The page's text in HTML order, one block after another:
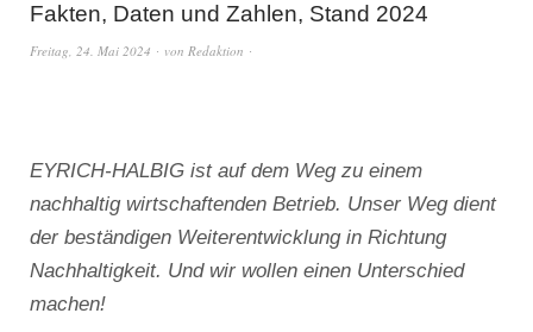
Fakten, Daten und Zahlen, Stand 2024
Freitag, 24. Mai 2024 von Redaktion
EYRICH-HALBIG ist auf dem Weg zu einem
nachhaltig wirtschaftenden Betrieb. Unser Weg dient
der beständigen Weiterentwicklung in Richtung
Nachhaltigkeit. Und wir wollen einen Unterschied
machen!